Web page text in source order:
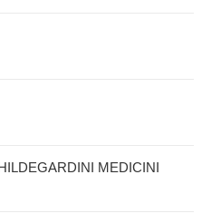
MEDICINI